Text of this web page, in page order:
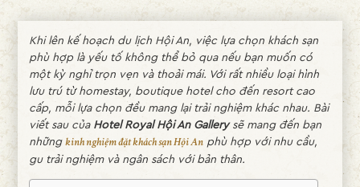
Khi lên kế hoạch du lịch Hội An, việc lựa chọn khách sạn
phù hợp là yếu tố không thể bỏ qua nếu bạn muốn có
một kỳ nghỉ trọn vẹn và thoải mái. Với rất nhiều loại hình
lưu trú từ homestay, boutique hotel cho đến resort cao
cấp, mỗi lựa chọn đều mang lại trải nghiệm khác nhau. Bài
viết sau của Hotel Royal Hội An Gallerysẽ mang đến bạn
những kinh nghiệm đặt khách sạn Hội Anphù hợp với nhu cầu,
gu trải nghiệm và ngân sách với bản thân.